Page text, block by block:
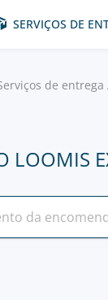
SERVIÇOS DE
de entrega
LOOMIS